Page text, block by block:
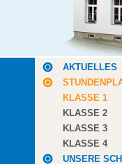
AKTUELLES
KLASSE 1
KLASSE 2
KLASSE 3
KLASSE 4
UNSERE